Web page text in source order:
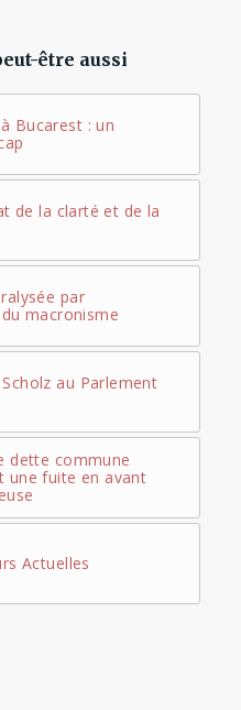
être aussi
Bucarest : un
de la clarté et de la
par
macronisme
au Parlement
dette commune
une fuite en avant
Actuelles